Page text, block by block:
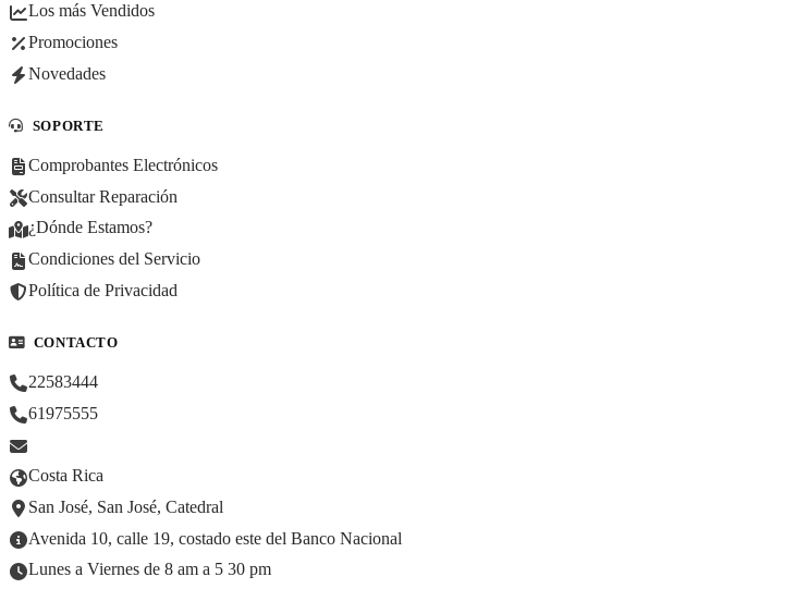
Los más Vendidos
Promociones
Novedades
SOPORTE
Comprobantes Electrónicos
Consultar Reparación
¿Dónde Estamos?
Condiciones del Servicio
Política de Privacidad
CONTACTO
22583444
61975555
Costa Rica
San José, San José, Catedral
Avenida 10, calle 19, costado este del Banco Nacional
Lunes a Viernes de 8 am a 5 30 pm